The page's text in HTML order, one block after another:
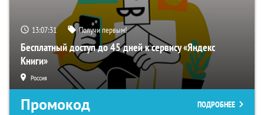
13:07:30 Получи первым!
Бесплатный доступ до 45 дней к сервису «Яндекс
Книги»
Россия
Промокод ПОДРОБНЕЕ